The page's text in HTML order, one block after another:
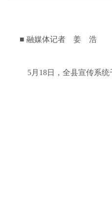
■ 融媒体记者 姜 浩
5月18日，全县宣传系统